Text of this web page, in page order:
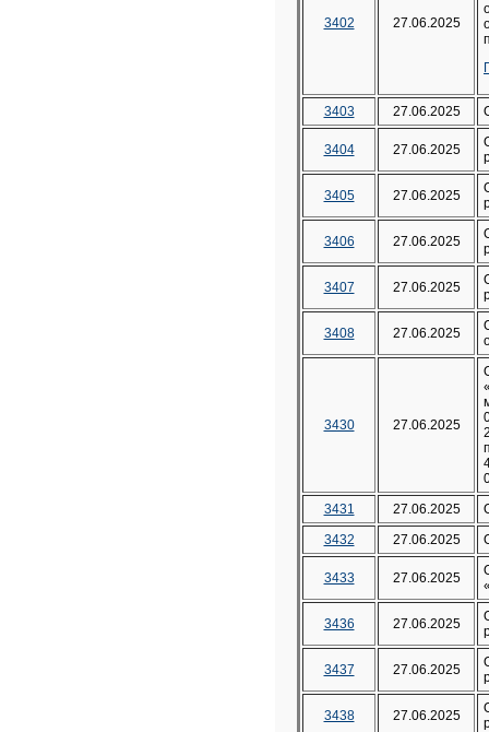
3402 27.06.2025
3403 27.06.2025
3404 27.06.2025
3405 27.06.2025
3406 27.06.2025
3407 27.06.2025
3408 27.06.2025
3430 27.06.2025
3431
27.06.2025
3432
27.06.2025
3433 27.06.2025
3436 27.06.2025
3437 27.06.2025
3438 27.06.2025